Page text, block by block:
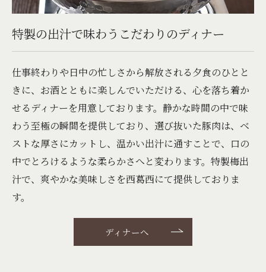
特製の出汁で味わうこだわりのディナー
仕事終わりや日中の忙しさから解放される夕食のひとと
きに、お酒とともに楽しんでいただける、心を落ち着か
せるディナーを用意しております。静かな時間の中で味
わう至極の瞬間を提供しており、選び抜いた豚肉は、ベ
ストな厚さにカットし、温かい出汁に通すことで、口の
中でとろけるような柔らかさへと変わります。特製梅出
汁で、爽やかな美味しさを西葛西にて提供しておりま
す。
ディナーへ